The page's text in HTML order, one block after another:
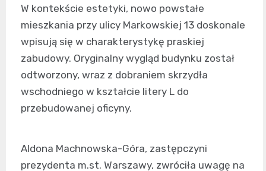
W kontekście estetyki, nowo powstałe
mieszkania przy ulicy Markowskiej 13 doskonale
wpisują się w charakterystykę praskiej
zabudowy. Oryginalny wygląd budynku został
odtworzony, wraz z dobraniem skrzydła
wschodniego w kształcie litery L do
przebudowanej oficyny.
Aldona Machnowska-Góra, zastępczyni
prezydenta m.st. Warszawy, zwróciła uwagę na